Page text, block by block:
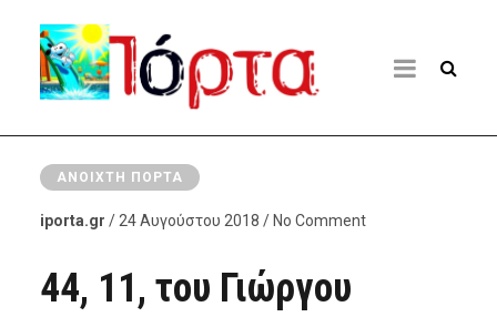
ΑΝΟΙΧΤΉ ΠΌΡΤΑ
iporta.gr / 24 Αυγούστου 2018 / No Comment
44, 11, του Γιώργου